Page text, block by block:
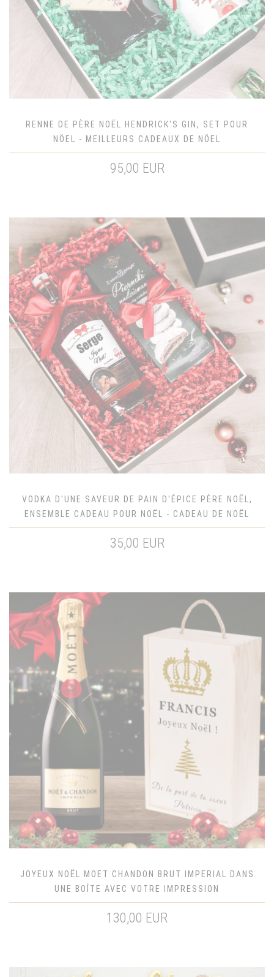
RENNE DE PÈRE NOËL HENDRICK'S GIN, SET POUR
NÖEL - MEILLEURS CADEAUX DE NÖEL
95,00 EUR
VODKA D'UNE SAVEUR DE PAIN D'ÉPICE PÈRE NOËL,
ENSEMBLE CADEAU POUR NOËL - CADEAU DE NOËL
35,00 EUR
JOYEUX NOËL MOET CHANDON BRUT IMPERIAL DANS
UNE BOÎTE AVEC VOTRE IMPRESSION
130,00 EUR